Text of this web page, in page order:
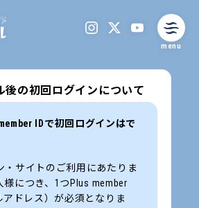
menu
後の初回ログインについて
IDで初回ログインはで
・サイトのご利用にあたりま
様につき、1つPlus member
アドレス）が必須となりま